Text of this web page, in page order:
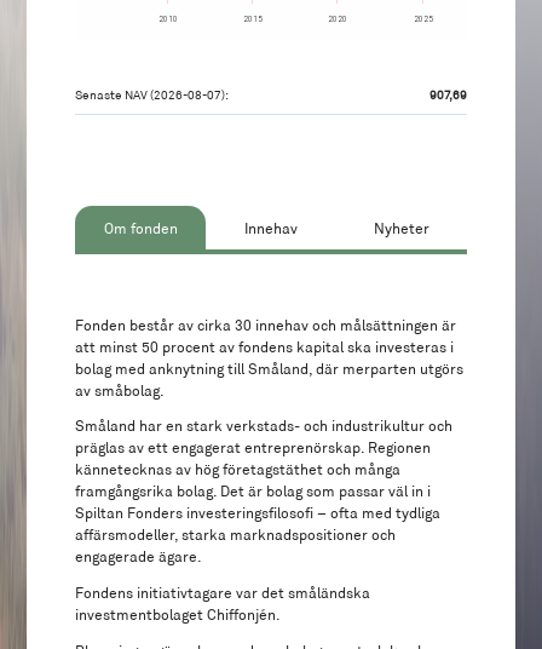
2010 2015 2020 2025
Senaste NAV (2026-08-07): 907,69
Om fonden Innehav Nyheter
Fonden består av cirka 30 innehav och målsättningen är
att minst 50 procent av fondens kapital ska investeras i
bolag med anknytning till Småland, där merparten utgörs
av småbolag.
Småland har en stark verkstads- och industrikultur och
präglas av ett engagerat entreprenörskap. Regionen
kännetecknas av hög företagstäthet och många
framgångsrika bolag. Det är bolag som passar väl in i
Spiltan Fonders investeringsfilosofi – ofta med tydliga
affärsmodeller, starka marknadspositioner och
engagerade ägare.
Fondens initiativtagare var det småländska
investmentbolaget Chiffonjén.